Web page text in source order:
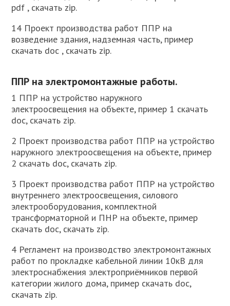
pdf , скачать zip.
14 Проект производства работ ППР на
возведение здания, надземная часть, пример
скачать doc , скачать zip.
ППР на электромонтажные работы.
1 ППР на устройство наружного
электроосвещения на объекте, пример 1 скачать
doc, скачать zip.
2 Проект производства работ ППР на устройство
наружного электроосвещения на объекте, пример
2 скачать doc, скачать zip.
3 Проект производства работ ППР на устройство
внутреннего электроосвещения, силового
электрооборудования, комплектной
трансформаторной и ПНР на объекте, пример
скачать doc, скачать zip.
4 Регламент на производство электромонтажных
работ по прокладке кабельной линии 10кВ для
электроснабжения электроприёмников первой
категории жилого дома, пример скачать doc,
скачать zip.